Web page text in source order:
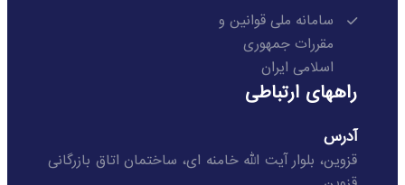
سامانه ملی قوانین و
مقررات جمهوری
اسلامی ایران
راههای ارتباطی
آدرس
قزوین، بلوار آیت الله خامنه ای، ساختمان اتاق بازرگانی